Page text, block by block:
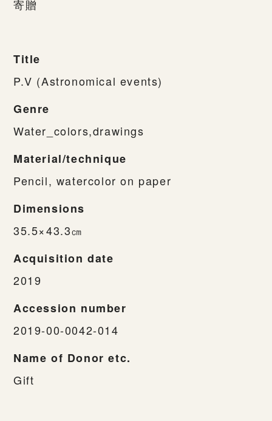
寄贈
Title
P.V (Astronomical events)
Genre
Water_colors,drawings
Material/technique
Pencil, watercolor on paper
Dimensions
35.5×43.3㎝
Acquisition date
2019
Accession number
2019-00-0042-014
Name of Donor etc.
Gift